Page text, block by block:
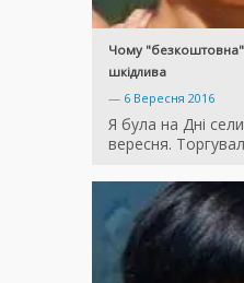
Чому "безкоштовна"
шкідлива
— 6 Вересня 2016
Я була на Дні
вересня.